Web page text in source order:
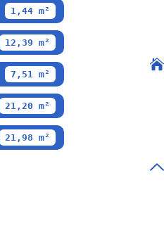
1,44 m²
12,39 m²
7,51 m²
21,20 m²
21,98 m²